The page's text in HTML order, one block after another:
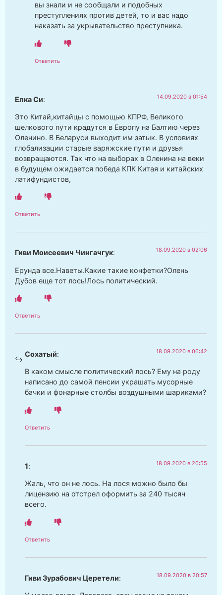
вы знали и не сообщали и подобных
преступлениях против детей, то и вас надо
наказать за укрывательство преступника.
Ответить
Елка Си: 14.09.2020 в 01:54
Это Китай,китайцы с помощью КПРФ, Великого
шелкового пути крадутся в Европу на Балтию через
Оленино. В Беларуси выходит им затык. В условиях
глобализации старые варяжские пути и друзья
возвращаются. Так что на выборах в Оленина на веки
в будущем ожидается победа КПК Китая и китайских
латифундистов,
Ответить
Гиви Моисеевич Чингачгук: 18.09.2020 в 02:06
Ерунда все.Наветы.Какие такие конфетки?Олень
Дубов еще тот лось!Лось политический.
Ответить
Сохатый: 18.09.2020 в 06:42
В каком смысле политический лось? Ему на роду
написано до самой пенсии украшать мусорные
бачки и фонарные столбы воздушными шариками?
Ответить
1: 18.09.2020 в 20:55
Жаль, что он не лось. На лося можно было бы
лицензию на отстрел оформить за 240 тысяч
всего.
Ответить
Гиви Зурабович Церетели: 18.09.2020 в 20:57